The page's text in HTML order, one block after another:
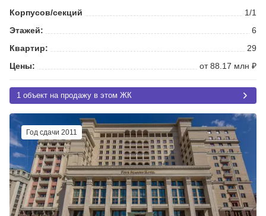
Корпусов/секций
1/1
Этажей:
6
Квартир:
29
Цены:
от 88.17 млн ₽
1 объект на продажу в этом ЖК
Год сдачи 2011